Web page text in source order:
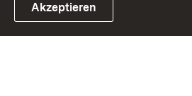
Akzeptieren